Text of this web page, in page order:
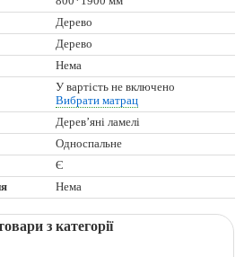
Дерево
Дерево
Нема
У вартість не включено
Вибрати матрац
Дерев’яні ламелі
Односпальне
Є
Нема
з категорії